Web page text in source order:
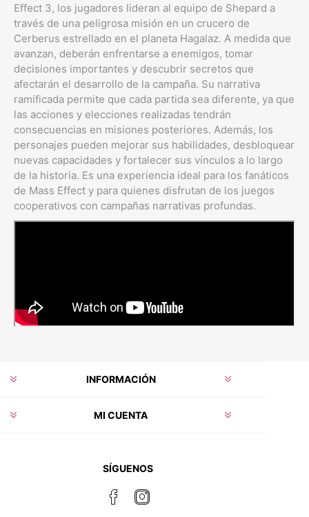
Effect 3, los jugadores lideran al equipo de Shepard a
través de una peligrosa misión en un crucero de
Cerberus estrellado en el planeta Hagalaz. A medida que
avanzan, deberán enfrentarse a enemigos, tomar
decisiones importantes y descubrir secretos que
afectarán el desarrollo de la campaña. Su narrativa
ramificada permite que cada partida sea diferente, ya que
las acciones y elecciones realizadas tendrán
consecuencias en misiones posteriores. Además, los
personajes pueden mejorar sus habilidades, desbloquear
nuevas capacidades y fortalecer sus vínculos a lo largo
de la historia. Es una experiencia ideal para los fanáticos
de Mass Effect y para quienes disfrutan de los juegos
cooperativos con campañas narrativas profundas.
INFORMACIÓN
MI CUENTA
SÍGUENOS